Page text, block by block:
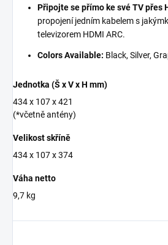
Připojte se přímo ke své TV přes
propojení jedním kabelem s
televizorem HDMI ARC.
Colors Available: Black, Silver,
Jednotka (Š x V x H mm)
434 x 107 x 421
(*včetně antény)
Velikost skříně
434 x 107 x 374
Váha netto
9,7 kg